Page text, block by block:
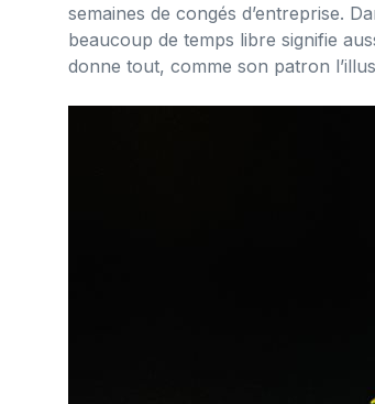
semaines de congés d’entreprise.
beaucoup de temps libre signifie
donne tout, comme son patron